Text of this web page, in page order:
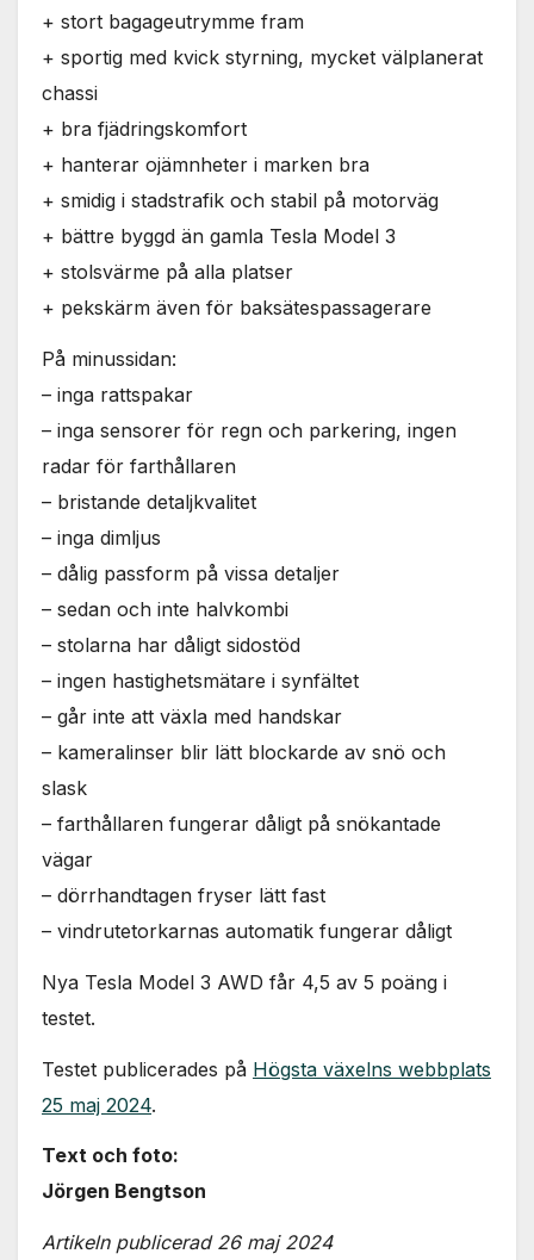
+ stort bagageutrymme fram
+ sportig med kvick styrning, mycket välplanerat
chassi
+ bra fjädringskomfort
+ hanterar ojämnheter i marken bra
+ smidig i stadstrafik och stabil på motorväg
+ bättre byggd än gamla Tesla Model 3
+ stolsvärme på alla platser
+ pekskärm även för baksätespassagerare
På minussidan:
– inga rattspakar
– inga sensorer för regn och parkering, ingen
radar för farthållaren
– bristande detaljkvalitet
– inga dimljus
– dålig passform på vissa detaljer
– sedan och inte halvkombi
– stolarna har dåligt sidostöd
– ingen hastighetsmätare i synfältet
– går inte att växla med handskar
– kameralinser blir lätt blockarde av snö och
slask
– farthållaren fungerar dåligt på snökantade
vägar
– dörrhandtagen fryser lätt fast
– vindrutetorkarnas automatik fungerar dåligt
Nya Tesla Model 3 AWD får 4,5 av 5 poäng i
testet.
Testet publicerades på Högsta växelns webbplats
25 maj 2024.
Text och foto:
Jörgen Bengtson
Artikeln publicerad 26 maj 2024